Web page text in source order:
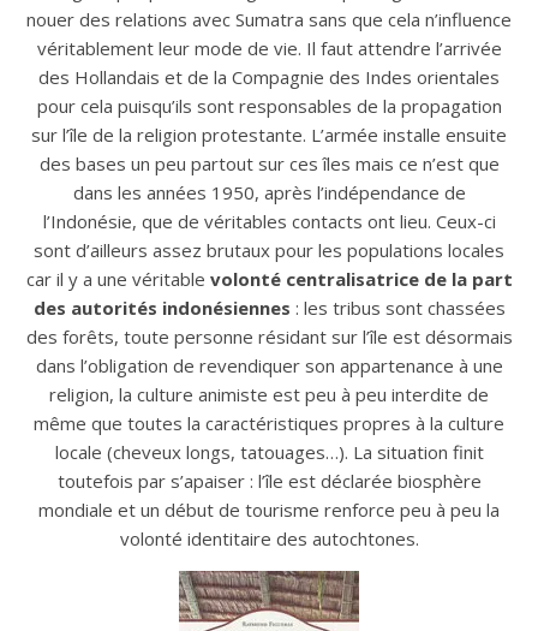
nouer des relations avec Sumatra sans que cela n’influence
véritablement leur mode de vie. Il faut attendre l’arrivée
des Hollandais et de la Compagnie des Indes orientales
pour cela puisqu’ils sont responsables de la propagation
sur l’île de la religion protestante. L’armée installe ensuite
des bases un peu partout sur ces îles mais ce n’est que
dans les années 1950, après l’indépendance de
l’Indonésie, que de véritables contacts ont lieu. Ceux-ci
sont d’ailleurs assez brutaux pour les populations locales
car il y a une véritable volonté centralisatrice de la part
des autorités indonésiennes : les tribus sont chassées
des forêts, toute personne résidant sur l’île est désormais
dans l’obligation de revendiquer son appartenance à une
religion, la culture animiste est peu à peu interdite de
même que toutes la caractéristiques propres à la culture
locale (cheveux longs, tatouages…). La situation finit
toutefois par s’apaiser : l’île est déclarée biosphère
mondiale et un début de tourisme renforce peu à peu la
volonté identitaire des autochtones.